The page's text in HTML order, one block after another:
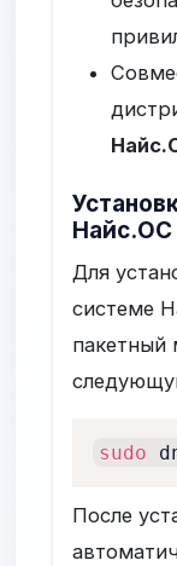
Найс.ОС
Для
системе
пакетный
sudo
После